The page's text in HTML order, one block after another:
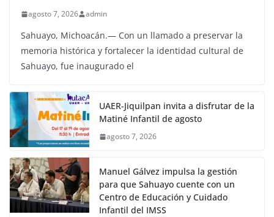
agosto 7, 2026 admin
Sahuayo, Michoacán.— Con un llamado a preservar la
memoria histórica y fortalecer la identidad cultural de
Sahuayo, fue inaugurado el
UAER-Jiquilpan invita a disfrutar de la
Matiné Infantil de agosto
agosto 7, 2026
Manuel Gálvez impulsa la gestión
para que Sahuayo cuente con un
Centro de Educación y Cuidado
Infantil del IMSS